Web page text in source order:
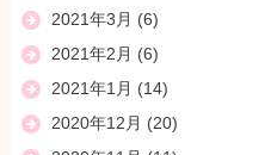
2021年3月 (6)
2021年2月 (6)
2021年1月 (14)
2020年12月 (20)